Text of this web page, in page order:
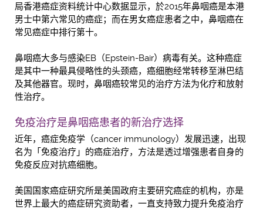
局香港癌症资料统计中心数据显示，於2015年鼻咽癌是本港
男士中第六常见的癌症；而在男女癌症患者之中，鼻咽癌在
常见癌症中排行第十。
鼻咽癌大多与感染EB（Epstein-Bair）病毒有关。这种癌症
是其中一种最具侵略性的头颈癌，癌细胞经常转移至淋巴结
及其他器官。现时，鼻咽癌较常见的治疗方法为化疗和放射
性治疗。
免疫治疗是鼻咽癌患者的新治疗选择
近年，癌症免疫学（cancer immunology）发展迅速，出现
名为「免疫治疗」的癌症治疗，方法是透过增强患者自身的
免疫反应对抗癌细胞。
美国国家癌症研究所是美国政府主要研究癌症的机构，亦是
世界上最大的癌症研究资助者，一直支持致力提升免疫治疗